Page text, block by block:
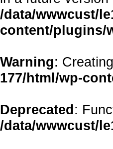
/data/wwwcust/
content/plugins/
Warning:
177/html/wp-
Deprecated:
/data/wwwcust/